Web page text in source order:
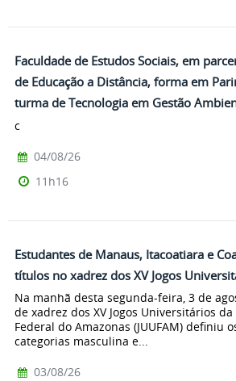
Faculdade de Estudos Sociais, em
de Educação a Distância, forma em
turma de Tecnologia em Gestão
c
04/08/26
11h16
Estudantes de Manaus, Itacoatiara e
títulos no xadrez dos XV Jogos
Na manhã desta segunda-feira, 3 de
de xadrez dos XV Jogos Universitários
Federal do Amazonas (JUUFAM) definiu
categorias masculina e...
03/08/26